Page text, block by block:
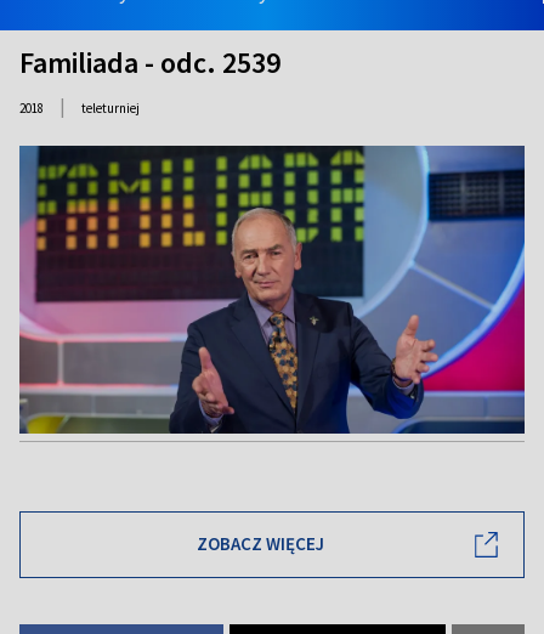
Familiada - odc. 2539
2018 | teleturniej
ZOBACZ WIĘCEJ